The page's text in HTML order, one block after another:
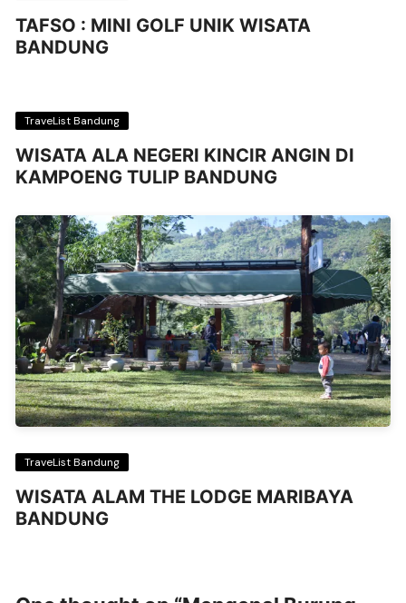
TAFSO : MINI GOLF UNIK WISATA
BANDUNG
TraveList Bandung
WISATA ALA NEGERI KINCIR ANGIN DI
KAMPOENG TULIP BANDUNG
TraveList Bandung
WISATA ALAM THE LODGE MARIBAYA
BANDUNG